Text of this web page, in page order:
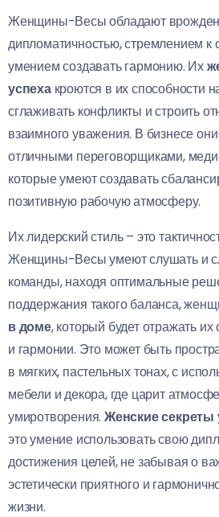
Женщины-Весы обладают
дипломатичностью, стремлением к
умением создавать гармонию. Их
успехакроются в их способности
сглаживать конфликты и строить
взаимного уважения. В бизнесе
отличными переговорщиками,
которые умеют создавать
позитивную рабочую атмосферу.
Их лидерский стиль – это
Женщины-Весы умеют слушать и
команды, находя оптимальные
поддержания такого баланса,
в доме, который будет отражать
и гармонии. Это может быть
в мягких, пастельных тонах, с
мебели и декора, где царит
умиротворения. Женские секреты
это умение использовать свою
достижения целей, не забывая о
эстетически приятного и
жизни.